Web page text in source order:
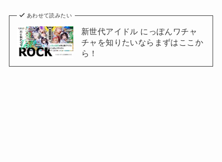
あわせて読みたい
新世代アイドル にっぽんワチャ
チャを知りたいならまずはここか
ら！